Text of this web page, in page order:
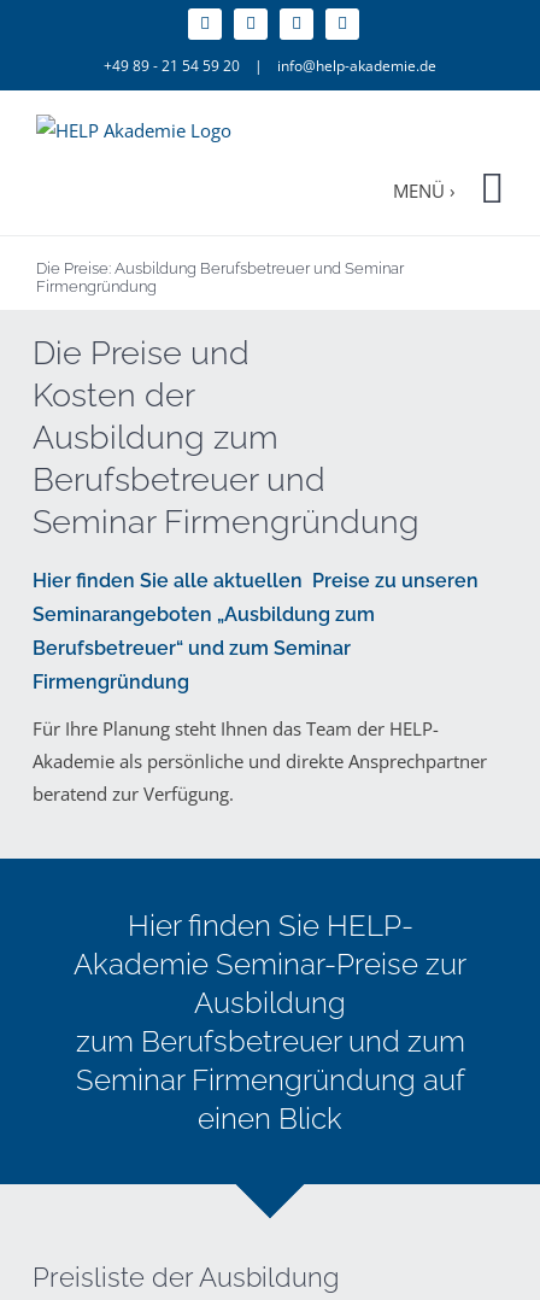
+49 89 - 21 54 59 20 | info@help-akademie.de
Die Preise: Ausbildung Berufsbetreuer und Seminar
Firmengründung
Die Preise und
Kosten der
Ausbildung zum
Berufsbetreuer und
Seminar Firmengründung
Hier finden Sie alle aktuellen Preise zu unseren
Seminarangeboten „Ausbildung zum
Berufsbetreuer“ und zum Seminar
Firmengründung
Für Ihre Planung steht Ihnen das Team der HELP-
Akademie als persönliche und direkte Ansprechpartner
beratend zur Verfügung.
Hier finden Sie HELP-
Akademie Seminar-Preise zur
Ausbildung
zum Berufsbetreuer und zum
Seminar Firmengründung auf
einen Blick
Preisliste der Ausbildung